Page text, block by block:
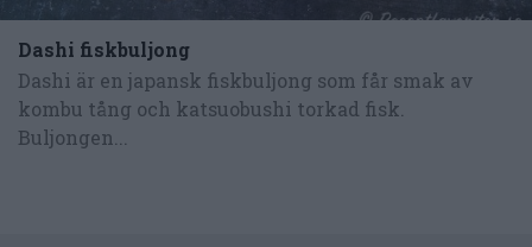
Dashi fiskbuljong
Dashi är en japansk fiskbuljong som får smak av
kombu tång och katsuobushi torkad fisk.
Buljongen...